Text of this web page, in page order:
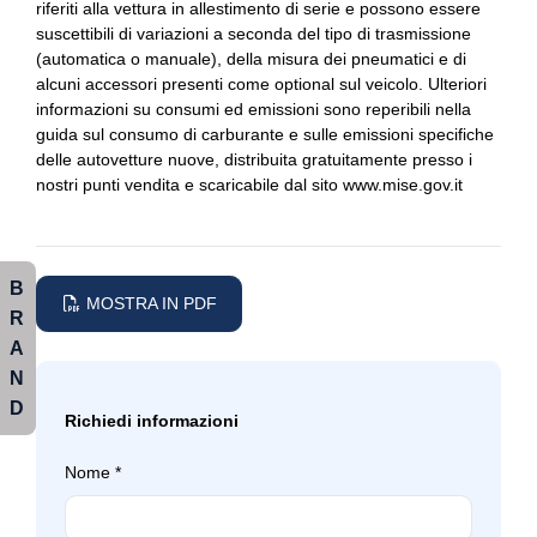
Kit riparazione pneumatici / tirefit
Limitatore di velocità
Luci diurne
Pacchetto sicurezza
Portaoggetti aggiuntivi
Sedili posteriori regolabili
Fari alogeni
Fari automatici
Filtro antipolvere ed antipolline
Fissaggi isofix
Illuminazione bagagliaio
Kit emergenza
riferiti alla vettura in allestimento di serie e possono essere
suscettibili di variazioni a seconda del tipo di trasmissione
(automatica o manuale), della misura dei pneumatici e di
alcuni accessori presenti come optional sul veicolo. Ulteriori
informazioni su consumi ed emissioni sono reperibili nella
guida sul consumo di carburante e sulle emissioni specifiche
delle autovetture nuove, distribuita gratuitamente presso i
nostri punti vendita e scaricabile dal sito www.mise.gov.it
MOSTRA IN PDF
Richiedi informazioni
Nome *
B
R
A
N
D